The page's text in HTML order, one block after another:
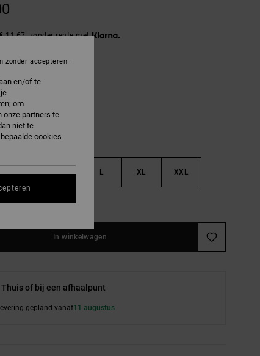
11,67, zonder rente met
L XL XXL
In winkelwagen
Thuis of bij een afhaalpunt
gepland vanaf11 augustus
en/of te
om
onze partners te
niet te
cookies
zonder accepteren